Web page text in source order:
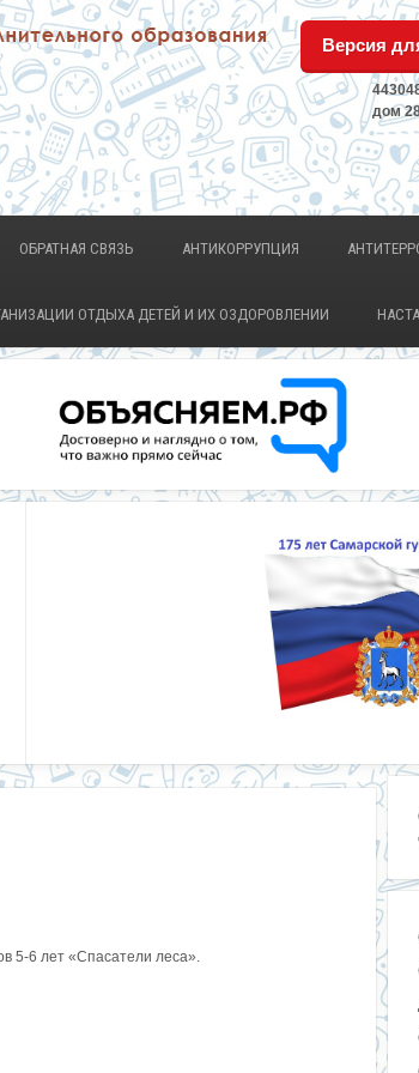
Версия
дом
ОБРАТНАЯ СВЯЗЬ АНТИКОРРУПЦИЯ
ОТДЫХА ДЕТЕЙ И ИХ ОЗДОРОВЛЕНИИ
5-6 лет «Спасатели леса».